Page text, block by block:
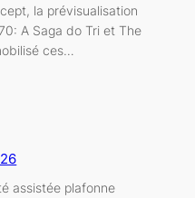
la prévisualisation
A Saga do Tri et The
ces…
assistée plafonne